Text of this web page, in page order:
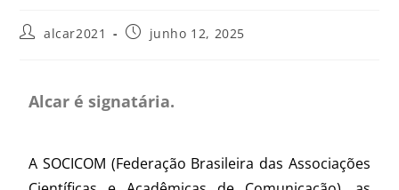
alcar2021 junho 12, 2025
Alcar é signatária.
A SOCICOM (Federação Brasileira das Associações